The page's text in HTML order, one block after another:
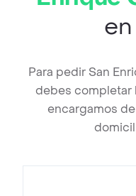
Para pedir San
debes completar
encargamos